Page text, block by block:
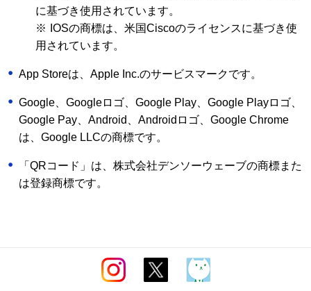
に基づき使用されています。
※
IOSの商標は、米国Ciscoのライセンスに基づき使
用されています。
App Storeは、Apple Inc.のサービスマークです。
Google、Googleロゴ、Google Play、Google Playロゴ、
Google Pay、Android、Androidロゴ、Google Chrome
は、Google LLCの商標です。
「QRコード」は、株式会社デンソーウェーブの商標また
は登録商標です。